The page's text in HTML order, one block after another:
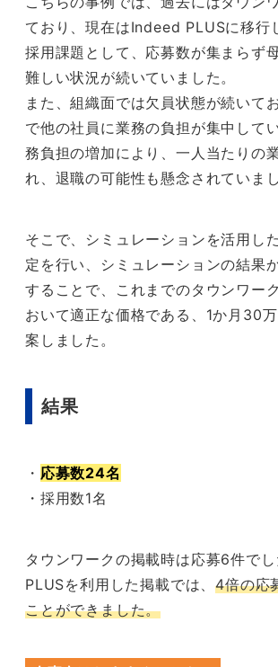
ており、現在はIndeed PLUSに移行
採用課題として、応募数が集まらず
難しい状況が続いていました。
また、組織面では欠員状態が続いて
で他の社員に業務の負担が集中して
務負担の増加により、一人当たりの
れ、退職の可能性も懸念されていまし
そこで、シミュレーションを活用し
定を行い、シミュレーションの結果
することで、これまでのタウンワー
おいて適正な価格である、1か月30
案しました。
結果
・ 応募数24名
・採用数1名
タウンワークの掲載時は応募6件で
PLUSを利用した掲載では、4倍の応
ことができました。